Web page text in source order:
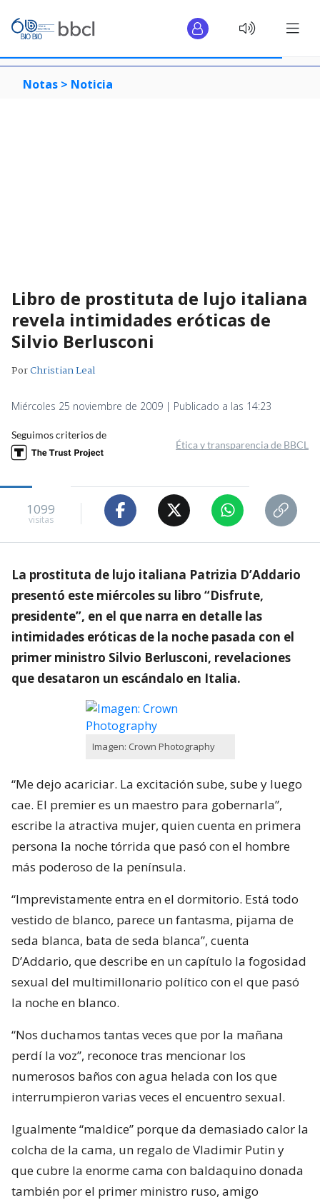
Notas > Noticia
Libro de prostituta de lujo italiana
revela intimidades eróticas de
Silvio Berlusconi
PorChristian Leal
Miércoles 25 noviembre de 2009 | Publicado a las 14:23
Seguimos criterios de
Ética y transparencia de BBCL
1099
visitas
La prostituta de lujo italiana Patrizia D’Addario
presentó este miércoles su libro “Disfrute,
presidente”, en el que narra en detalle las
intimidades eróticas de la noche pasada con el
primer ministro Silvio Berlusconi, revelaciones
que desataron un escándalo en Italia.
Imagen: Crown Photography
“Me dejo acariciar. La excitación sube, sube y luego
cae. El premier es un maestro para gobernarla”,
escribe la atractiva mujer, quien cuenta en primera
persona la noche tórrida que pasó con el hombre
más poderoso de la península.
“Imprevistamente entra en el dormitorio. Está todo
vestido de blanco, parece un fantasma, pijama de
seda blanca, bata de seda blanca”, cuenta
D’Addario, que describe en un capítulo la fogosidad
sexual del multimillonario político con el que pasó
la noche en blanco.
“Nos duchamos tantas veces que por la mañana
perdí la voz”, reconoce tras mencionar los
numerosos baños con agua helada con los que
interrumpieron varias veces el encuentro sexual.
Igualmente “maldice” porque da demasiado calor la
colcha de la cama, un regalo de Vladimir Putin y
que cubre la enorme cama con baldaquino donada
también por el primer ministro ruso, amigo